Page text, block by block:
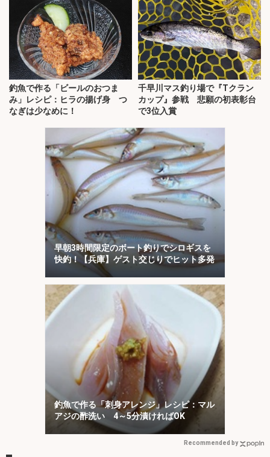
釣魚で作る「ビールのおつま
み」レシピ：ヒラの揚げ身 つ
なぎは少なめに！
千早川マス釣り場で『Tクラン
カップ』参戦 悲願の初表彰台
で3位入賞
早朝3時間限定のボート釣りでシロギスを
快釣！【兵庫】ゲスト交じりでヒット多発
釣魚で作る「刺身アレンジ」レシピ：マル
アジの酢洗い 4～5分漬ければOK
Recommended by